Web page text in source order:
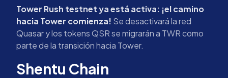
Tower Rush testnet ya está activa: ¡el camino
hacia Tower comienza! Se desactivará la red
Quasar y los tokens QSR se migrarán a TWR como
parte de la transición hacia Tower.
Shentu Chain